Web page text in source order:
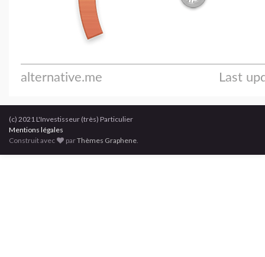
(c) 2021 L'Investisseur (très) Particulier
Mentions légales
Construit avec
parThèmes Graphene